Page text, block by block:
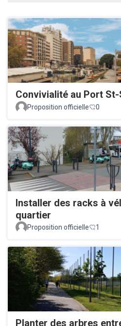
Convivialité au Port St-
Proposition officielle
0
Installer des racks à
quartier
Proposition officielle 1
Planter des arbres